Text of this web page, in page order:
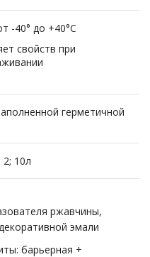
-40° до +40°С
свойств при
герметичной
2; 10л
ржавчины,
эмали
барьерная +